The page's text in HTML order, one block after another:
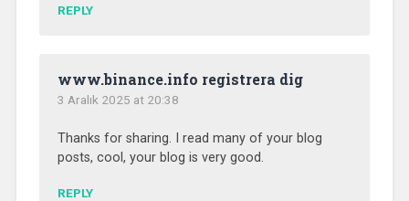
REPLY
www.binance.info registrera dig
3 Aralık 2025 at 20:38
Thanks for sharing. I read many of your blog
posts, cool, your blog is very good.
REPLY